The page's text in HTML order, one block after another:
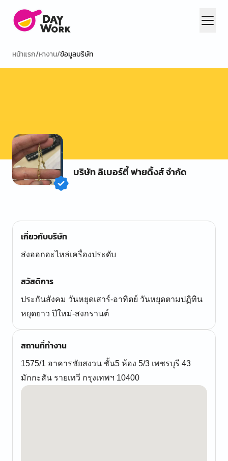
หน้าแรก/หางาน/ข้อมูลบริษัท
บริษัท ลิเบอร์ตี้ ฟายดิ้งส์ จำกัด
เกี่ยวกับบริษัท
ส่งออกอะไหล่เครื่องประดับ
สวัสดิการ
ประกันสังคม วันหยุดเสาร์-อาทิตย์ วันหยุดตามปฏิทิน
หยุดยาว ปีใหม่-สงกรานต์
สถานที่ทำงาน
1575/1 อาคารชัยสงวน ชั้น5 ห้อง 5/3 เพชรบุรี 43
มักกะสัน รายเทวี กรุงเทพฯ 10400